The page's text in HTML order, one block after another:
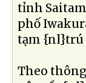
tỉnh
phố
tạm {nl}trú
Theo